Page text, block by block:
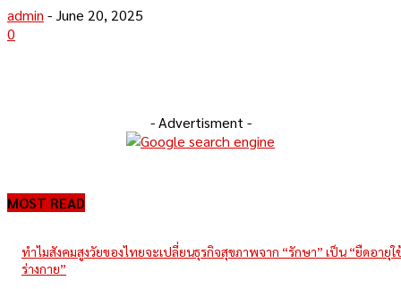
admin - June 20, 2025
0
- Advertisment -
MOST READ
ทำไมสังคมสูงวัยของไทยจะเปลี่ยนธุรกิจสุขภาพจาก “รักษา” เป็น “ยืดอายุใ
ร่างกาย”